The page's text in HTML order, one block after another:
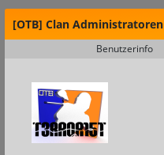
[OTB] Clan Administratoren
Benutzerinfo